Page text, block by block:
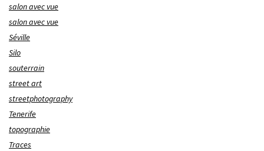
salon avec vue
salon avec vue
Séville
Silo
souterrain
street art
streetphotography
Tenerife
topographie
Traces